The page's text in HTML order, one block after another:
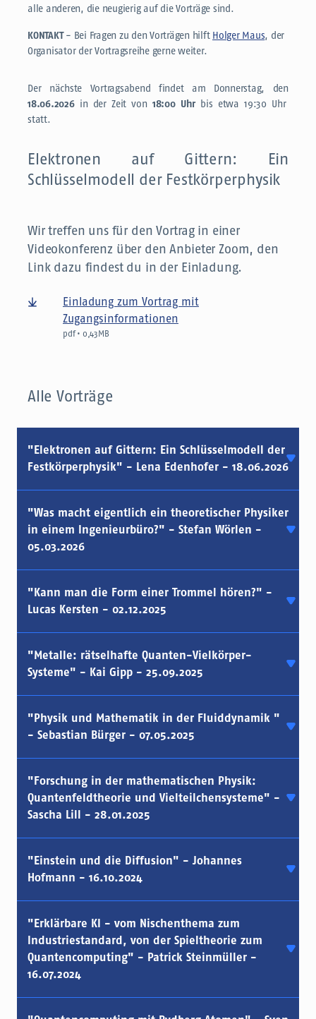
alle anderen, die neugierig auf die Vorträge sind.
KONTAKT- Bei Fragen zu den Vorträgen hilft Holger Maus, der
Organisator der Vortragsreihe gerne weiter.
Der nächste Vortragsabend findet am Donnerstag, den
18.06.2026in der Zeit von 18:00 Uhrbis etwa 19:30 Uhr
statt.
Elektronen auf Gittern: Ein
Schlüsselmodell der Festkörperphysik
Wir treffen uns für den Vortrag in einer
Videokonferenz über den Anbieter Zoom, den
Link dazu findest du in der Einladung.
Einladung zum Vortrag mit
Zugangsinformationen
pdf • 0,43MB
Alle Vorträge
"Elektronen auf Gittern: Ein Schlüsselmodell der
Festkörperphysik" - Lena Edenhofer - 18.06.2026
"Was macht eigentlich ein theoretischer Physiker
in einem Ingenieurbüro?" - Stefan Wörlen -
05.03.2026
"Kann man die Form einer Trommel hören?" -
Lucas Kersten - 02.12.2025
"Metalle: rätselhafte Quanten-Vielkörper-
Systeme" - Kai Gipp - 25.09.2025
"Physik und Mathematik in der Fluiddynamik "
- Sebastian Bürger - 07.05.2025
"Forschung in der mathematischen Physik:
Quantenfeldtheorie und Vielteilchensysteme" -
Sascha Lill - 28.01.2025
"Einstein und die Diffusion" - Johannes
Hofmann - 16.10.2024
"Erklärbare KI - vom Nischenthema zum
Industriestandard, von der Spieltheorie zum
Quantencomputing" - Patrick Steinmüller -
16.07.2024